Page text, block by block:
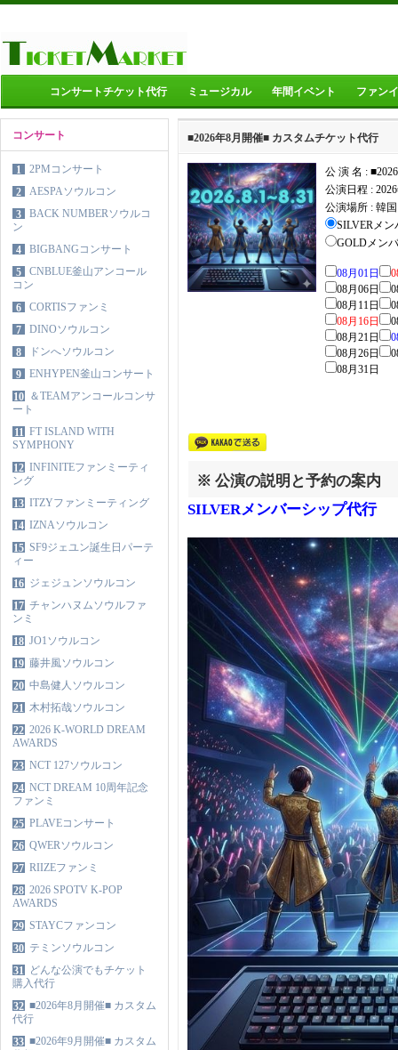
コンサートチケット代行 ミュージカル 年間イベント ファン
コンサート
1
2PMコンサート
2
AESPAソウルコン
3
BACK NUMBERソウルコ
ン
4
BIGBANGコンサート
5
CNBLUE釜山アンコール
コン
6
CORTISファンミ
7
DINOソウルコン
8
ドンへソウルコン
9
ENHYPEN釜山コンサート
10 ＆TEAMアンコールコンサ
ート
11 FT ISLAND WITH
SYMPHONY
12 INFINITEファンミーティ
ング
13 ITZYファンミーティング
14 IZNAソウルコン
15 SF9ジェユン誕生日パーテ
ィー
16 ジェジュンソウルコン
17 チャンハヌムソウルファ
ンミ
18 JO1ソウルコン
19 藤井風ソウルコン
20 中島健人ソウルコン
21 木村拓哉ソウルコン
22 2026 K-WORLD DREAM
AWARDS
23 NCT 127ソウルコン
24 NCT DREAM 10周年記念
ファンミ
25 PLAVEコンサート
26 QWERソウルコン
27 RIIZEファンミ
28 2026 SPOTV K-POP
AWARDS
29 STAYCファンコン
30 テミンソウルコン
31 どんな公演でもチケット
購入代行
32 ■2026年8月開催■ カスタム
代行
33 ■2026年9月開催■ カスタム
■2026年8月開催■ カスタムチケット代行
公 演 名 :
公演日程 :
公演場所 : 韓国
SILVERメン
GOLDメン
08月01日
08月06日
08月11日
08月16日
08月21日
08月26日
08月31日
※ 公演の説明と予約の案内
SILVERメンバーシップ代行